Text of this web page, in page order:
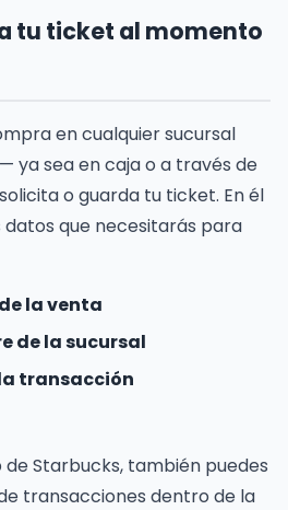
tu ticket al momento
en cualquier sucursal
ya sea en caja o a través de
o guarda tu ticket. En él
que necesitarás para
la venta
de la sucursal
transacción
Starbucks, también puedes
transacciones dentro de la